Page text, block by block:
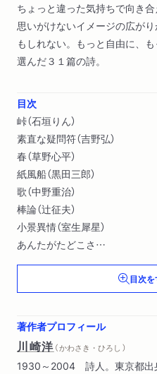
ちょっと違った気持ちで向き
思いがけないイメージの広が
もしれない。もっと自由に、
選んだ３１篇の詩。
目次
峠（石垣りん）
素直な疑問符（吉野弘）
春（草野心平）
紙風船（黒田三郎）
歌（中野重治）
棒論（辻征夫）
小景異情（室生犀星）
あんたがたどこさ
どうかして（川崎洋）
きりん（まど・みちお）〔ほか〕
目次
著作者プロフィール
川崎洋（ かわさき・ひろし ）
1930～2004 詩人。東京都出